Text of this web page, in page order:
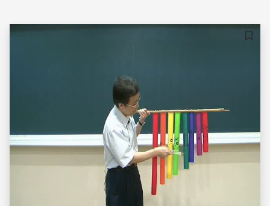
伏特）及高頻電磁振盪（200kHz ~ 1200kHz）的非傳統變
壓器。特斯拉線圈以空氣為芯。空氣是很好的絕緣體，因此
伏特的高電壓呢？周教授將為你解密，請注意看喔！
儲存